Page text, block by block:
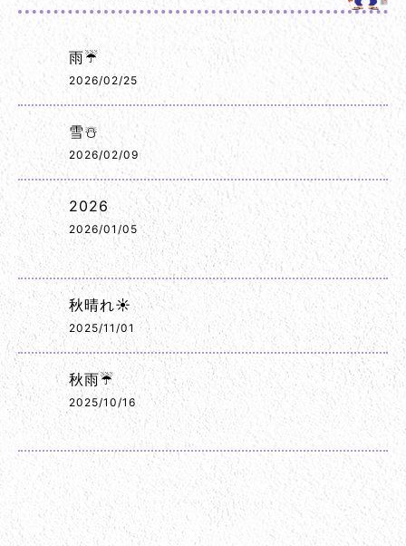
雨☔
2026/02/25
雪☃️
2026/02/09
2026
2026/01/05
秋晴れ☀️
2025/11/01
秋雨☔
2025/10/16